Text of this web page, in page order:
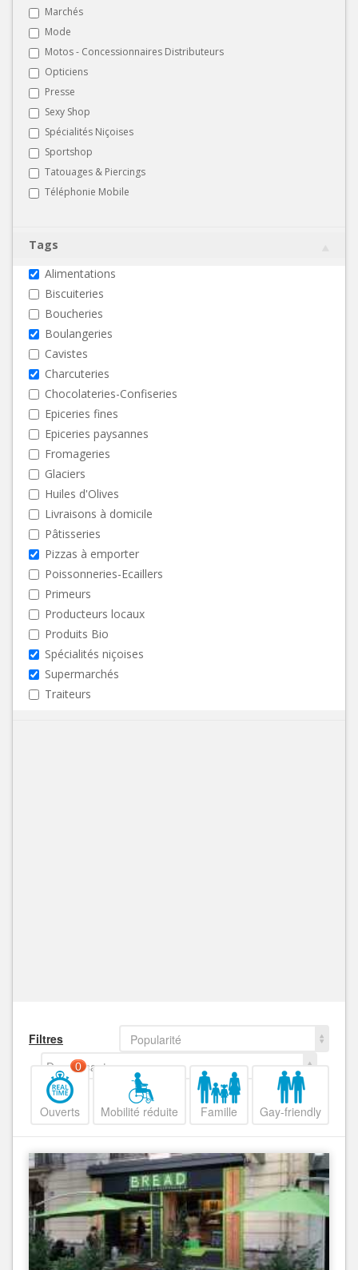
Marchés
Mode
Motos - Concessionnaires Distributeurs
Opticiens
Presse
Sexy Shop
Spécialités Niçoises
Sportshop
Tatouages & Piercings
Téléphonie Mobile
Tags
Alimentations
Biscuiteries
Boucheries
Boulangeries
Cavistes
Charcuteries
Chocolateries-Confiseries
Epiceries fines
Epiceries paysannes
Fromageries
Glaciers
Huiles d'Olives
Livraisons à domicile
Pâtisseries
Pizzas à emporter
Poissonneries-Ecaillers
Primeurs
Producteurs locaux
Produits Bio
Spécialités niçoises
Supermarchés
Traiteurs
Filtres
Popularité
Decroissant
Ouverts
0
Mobilité réduite Famille Gay-friendly